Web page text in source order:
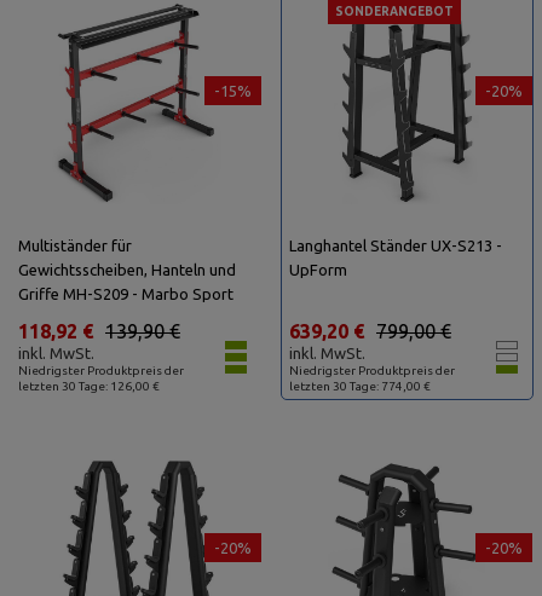
-15%
Multiständer für
Gewichtsscheiben, Hanteln und
Griffe MH-S209 - Marbo Sport
Niedrigster Produktpreis der
letzten 30 Tage: 126,00 €
139,90 €
118,92 €
inkl. MwSt.
-20%
SONDERANGEBOT
Langhantel Ständer UX-S213 -
UpForm
Niedrigster Produktpreis der
letzten 30 Tage: 774,00 €
799,00 €
639,20 €
inkl. MwSt.
-20% -20%